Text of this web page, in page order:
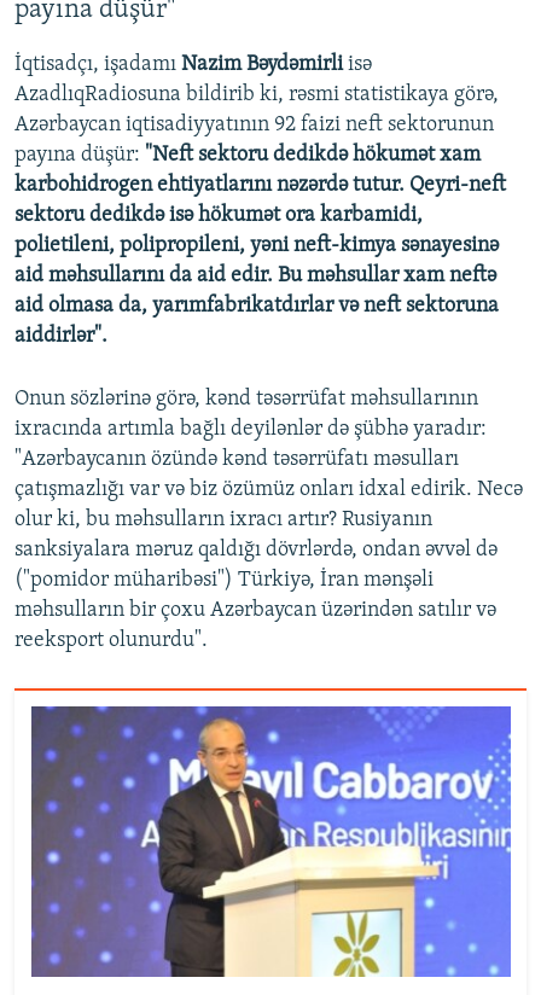
Auto
720p 1080p
1080p
payına düşür"
İqtisadçı, işadamı Nazim Bəydəmirliisə
AzadlıqRadiosuna bildirib ki, rəsmi statistikaya görə,
Azərbaycan iqtisadiyyatının 92 faizi neft sektorunun
payına düşür: "Neft sektoru dedikdə hökumət xam
karbohidrogen ehtiyatlarını nəzərdə tutur. Qeyri-neft
sektoru dedikdə isə hökumət ora karbamidi,
polietileni, polipropileni, yəni neft-kimya sənayesinə
aid məhsullarını da aid edir. Bu məhsullar xam neftə
aid olmasa da, yarımfabrikatdırlar və neft sektoruna
aiddirlər".
Onun sözlərinə görə, kənd təsərrüfat məhsullarının
ixracında artımla bağlı deyilənlər də şübhə yaradır:
"Azərbaycanın özündə kənd təsərrüfatı məsulları
çatışmazlığı var və biz özümüz onları idxal edirik. Necə
olur ki, bu məhsulların ixracı artır? Rusiyanın
sanksiyalara məruz qaldığı dövrlərdə, ondan əvvəl də
("pomidor müharibəsi") Türkiyə, İran mənşəli
məhsulların bir çoxu Azərbaycan üzərindən satılır və
reeksport olunurdu".